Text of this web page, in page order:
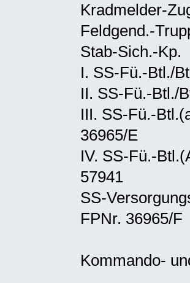
Kradmelder-
Feldgend.-
Stab-Sich.-Kp.
I. SS-Fü.-Btl./
II. SS-Fü.-Btl./
III. SS-Fü.-
36965/E
IV. SS-Fü.-
57941
SS-
FPNr. 36965/F
Kommando-